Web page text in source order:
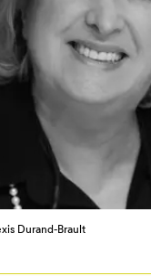
Durand-Brault